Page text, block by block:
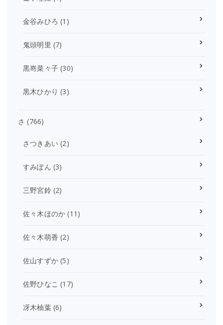
金谷みひろ (1)
鬼頭明里 (7)
黒嵜菜々子 (30)
黒木ひかり (3)
さ (766)
さつきあい (2)
すみぽん (3)
三野宮鈴(2)
佐々木ほのか (11)
佐々木萌香 (2)
佐山すずか (5)
佐野ひなこ (17)
冴木柚葉(6)